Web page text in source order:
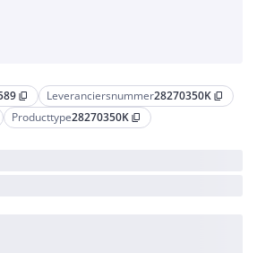
content_copy Leveranciersnummer28270350K content_copy
Producttype28270350K content_copy